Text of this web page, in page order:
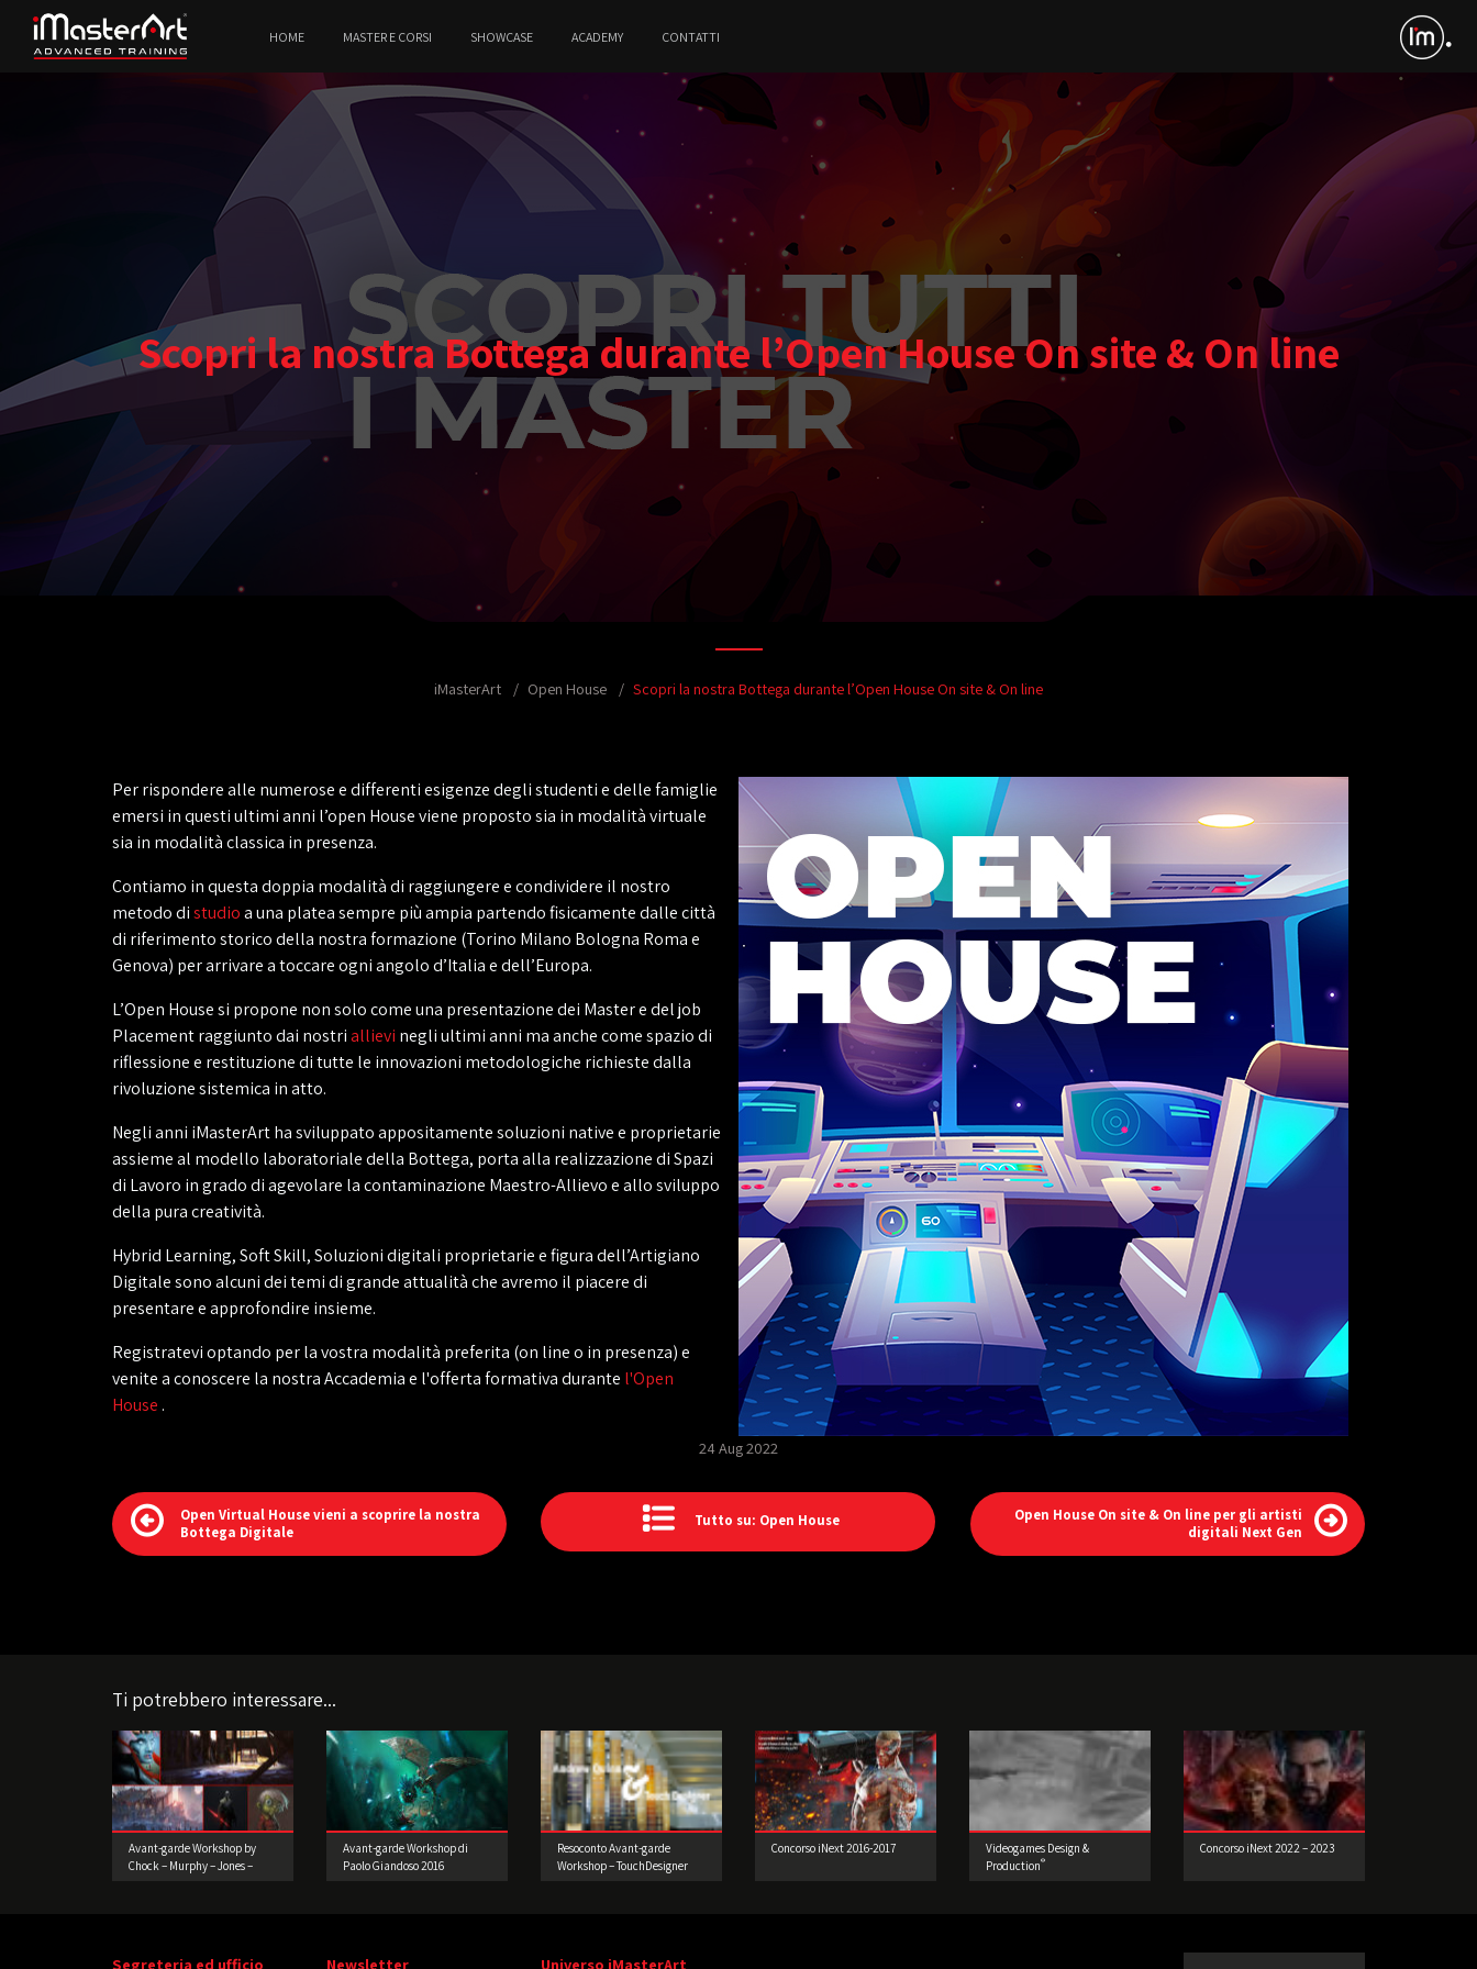
HOME MASTER E CORSI SHOWCASE ACADEMY CONTATTI
Scopri la nostra Bottega durante l’Open House On site & On line
iMasterArt Open House Scopri la nostra Bottega durante l’Open House On site & On line
Per rispondere alle numerose e differenti esigenze degli studenti e delle famiglie
emersi in questi ultimi anni l’open House viene proposto sia in modalità virtuale
sia in modalità classica in presenza.
Contiamo in questa doppia modalità di raggiungere e condividere il nostro
metodo distudioa una platea sempre più ampia partendo fisicamente dalle città
di riferimento storico della nostra formazione (Torino Milano Bologna Roma e
Genova) per arrivare a toccare ogni angolo d’Italia e dell’Europa.
L’Open House si propone non solo come una presentazione dei Master e del job
Placement raggiunto dai nostriallievi negli ultimi anni ma anche come spazio di
riflessione e restituzione di tutte le innovazioni metodologiche richieste dalla
rivoluzione sistemica in atto.
Negli anni iMasterArt ha sviluppato appositamente soluzioni native e proprietarie
assieme al modello laboratoriale della Bottega, porta alla realizzazione di Spazi
di Lavoro in grado di agevolare la contaminazione Maestro-Allievo e allo sviluppo
della pura creatività.
Hybrid Learning, Soft Skill, Soluzioni digitali proprietarie e figura dell’Artigiano
Digitale sono alcuni dei temi di grande attualità che avremo il piacere di
presentare e approfondire insieme.
Registratevi optando per la vostra modalità preferita (on line o in presenza) e
venite a conoscere la nostra Accademia e l'offerta formativa durante l'Open
House .
24 Aug 2022
Open Virtual House vieni a scoprire la nostra
Bottega Digitale
Tutto su: Open House
Open House On site & On line per gli artisti
digitali Next Gen
Ti potrebbero interessare...
Avant-garde Workshop by
Chock – Murphy – Jones –
Avant-garde Workshop di
Paolo Giandoso 2016
Resoconto Avant-garde
Workshop – TouchDesigner
Concorso iNext 2016-2017
Videogames Design &
Production®
Concorso iNext 2022 – 2023
Segreteria ed ufficio Newsletter Universo iMasterArt